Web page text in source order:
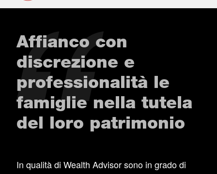
Affianco con
discrezione e
professionalità le
famiglie nella tutela
del loro patrimonio
In qualità di Wealth Advisor sono in grado di